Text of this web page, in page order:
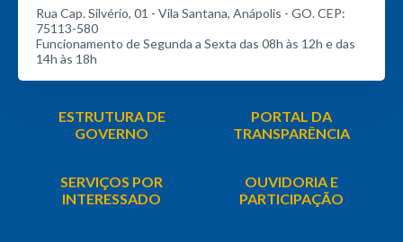
Rua Cap. Silvério, 01 - Vila Santana, Anápolis - GO. CEP:
75113-580
Funcionamento de Segunda a Sexta das 08h às 12h e das
14h às 18h
ESTRUTURA DE
GOVERNO
PORTAL DA
TRANSPARÊNCIA
SERVIÇOS POR
INTERESSADO
OUVIDORIA E
PARTICIPAÇÃO